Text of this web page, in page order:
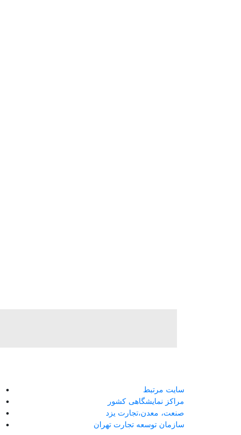
سایت مرتبط
مراکز نمایشگاهی کشور
صنعت، معدن،تجارت یزد
سازمان توسعه تجارت تهران